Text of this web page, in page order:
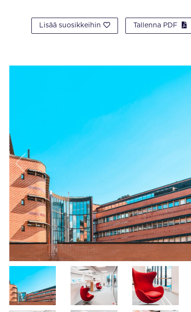
Lisää suosikkeihin Tallenna PDF